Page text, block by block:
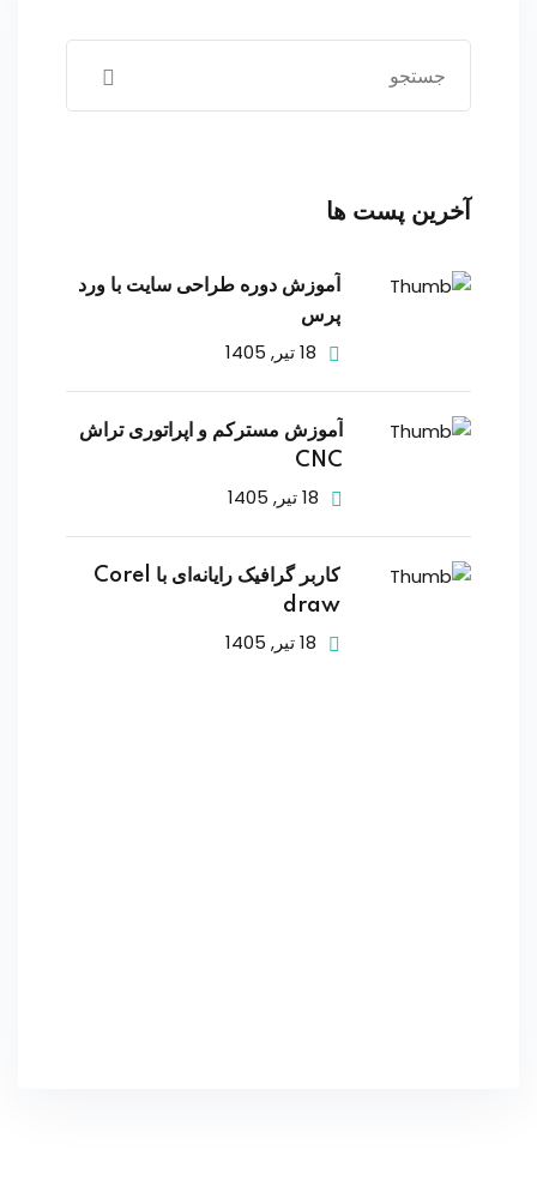
آخرین پست ها
آموزش دوره طراحی سایت با ورد
پرس
18 تیر, 1405
آموزش مسترکم و اپراتوری تراش
CNC
18 تیر, 1405
کاربر گرافیک رایانه‌ای با Corel
draw
18 تیر, 1405